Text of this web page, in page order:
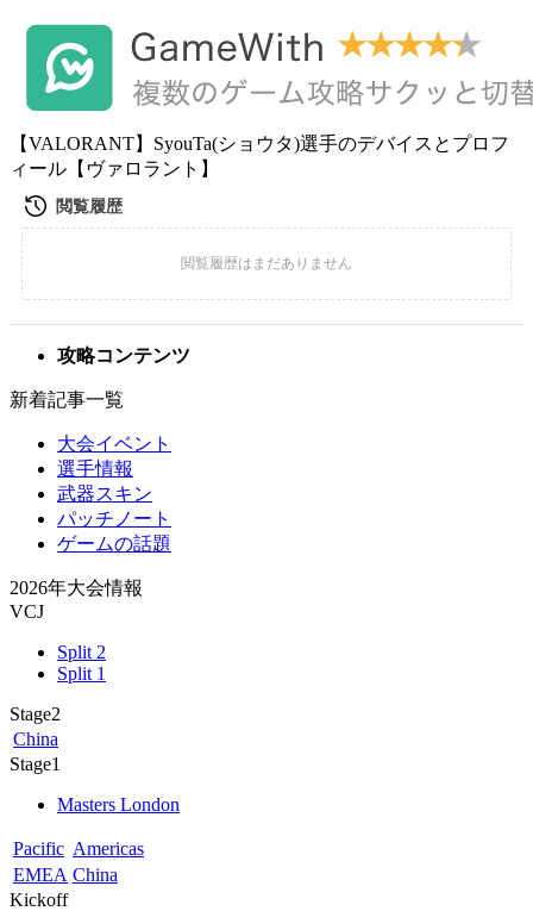
【VALORANT】SyouTa(ショウタ)選手のデバイスとプロフ
ィール【ヴァロラント】
攻略コンテンツ
新着記事一覧
大会イベント
選手情報
武器スキン
パッチノート
ゲームの話題
2026年大会情報
VCJ
Split 2
Split 1
Stage2
China
Stage1
Masters London
Pacific Americas
EMEA China
Kickoff